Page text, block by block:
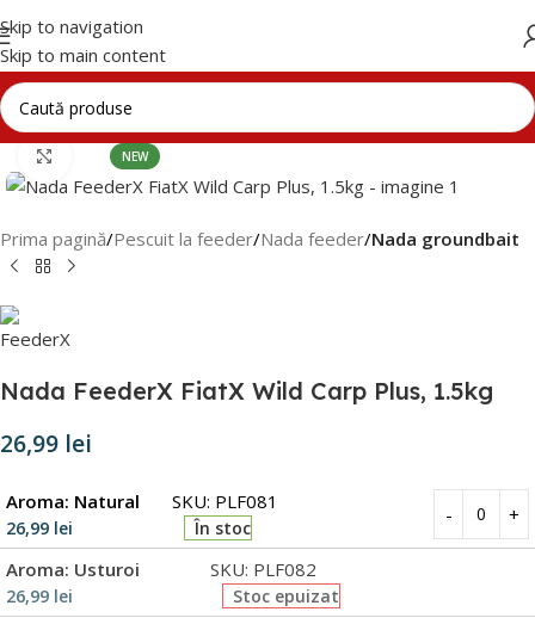
Skip to navigation
Skip to main content
NEW
Click to enlarge
Prima pagină Pescuit la feeder Nada feeder Nada groundbait
Nada FeederX FiatX Wild Carp Plus, 1.5kg
26,99 lei
Aroma: Usturoi
26,99 lei Stoc epuizat
SKU: PLF082
Aroma: Natural
26,99 lei În stoc
SKU: PLF081